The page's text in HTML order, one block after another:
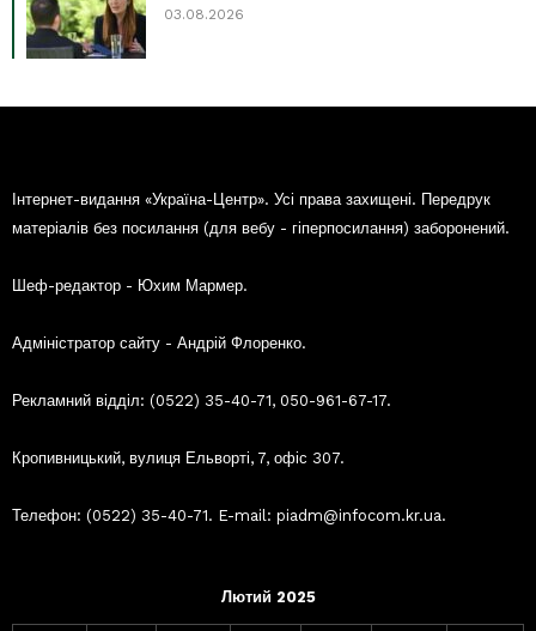
03.08.2026
Інтернет-видання «Україна-Центр». Усі права захищені. Передрук
матеріалів без посилання (для вебу - гіперпосилання) заборонений.
Шеф-редактор - Юхим Мармер.
Адміністратор сайту - Андрій Флоренко.
Рекламний відділ: (0522) 35-40-71, 050-961-67-17.
Кропивницький, вулиця Ельворті, 7, офіс 307.
Телефон: (0522) 35-40-71. E-mail: piadm@infocom.kr.ua.
Лютий 2025